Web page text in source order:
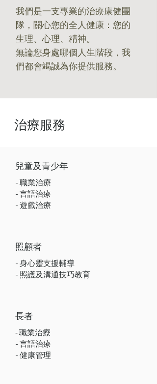
我們是一支專業的治療康健團
隊，關心您的全人健康：您的
生理、心理、精神。
無論您身處哪個人生階段，我
們都會竭誠為你提供服務。
治療服務
​兒童及青少年
- 職業治療
- 言語治療​
​- 遊戲治療
照顧者
- 身心靈支援輔導
- 照護及溝通技巧教育
長者
⁃ 職業治療
- 言語治療
​- 健康管理